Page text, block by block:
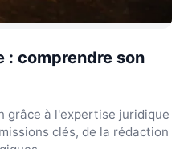
: comprendre son
grâce à l'expertise juridique
clés, de la rédaction